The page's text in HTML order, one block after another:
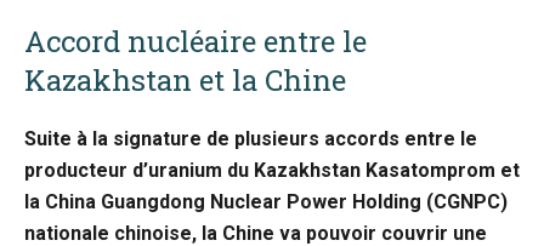
Accord nucléaire entre le
Kazakhstan et la Chine
Suite à la signature de plusieurs accords entre le
producteur d’uranium du Kazakhstan Kasatomprom et
la China Guangdong Nuclear Power Holding (CGNPC)
nationale chinoise, la Chine va pouvoir couvrir une